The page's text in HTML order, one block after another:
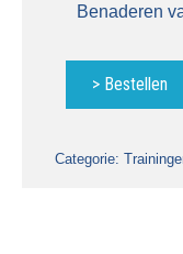
Benaderen
> Bestellen
Categorie: